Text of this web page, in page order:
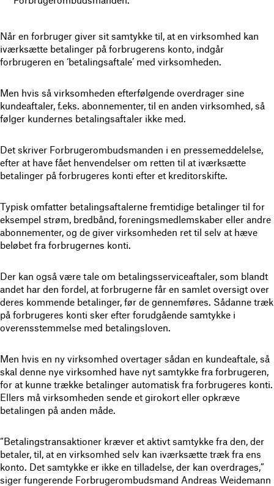
Når en forbruger giver sit samtykke til, at en virksomhed kan
iværksætte betalinger på forbrugerens konto, indgår
forbrugeren en ‘betalingsaftale’ med virksomheden.
Men hvis så virksomheden efterfølgende overdrager sine
kundeaftaler, f.eks. abonnementer, til en anden virksomhed, så
følger kundernes betalingsaftaler ikke med.
Det skriver Forbrugerombudsmanden i en pressemeddelelse,
efter at have fået henvendelser om retten til at iværksætte
betalinger på forbrugeres konti efter et kreditorskifte.
Typisk omfatter betalingsaftalerne fremtidige betalinger til for
eksempel strøm, bredbånd, foreningsmedlemskaber eller andre
abonnementer, og de giver virksomheden ret til selv at hæve
beløbet fra forbrugernes konti.
Der kan også være tale om betalingsserviceaftaler, som blandt
andet har den fordel, at forbrugerne får en samlet oversigt over
deres kommende betalinger, før de gennemføres. Sådanne træk
på forbrugeres konti sker efter forudgående samtykke i
overensstemmelse med betalingsloven.
Men hvis en ny virksomhed overtager sådan en kundeaftale, så
skal denne nye virksomhed have nyt samtykke fra forbrugeren,
for at kunne trække betalinger automatisk fra forbrugeres konti.
Ellers må virksomheden sende et girokort eller opkræve
betalingen på anden måde.
“Betalingstransaktioner kræver et aktivt samtykke fra den, der
betaler, til, at en virksomhed selv kan iværksætte træk fra ens
konto. Det samtykke er ikke en tilladelse, der kan overdrages,”
siger fungerende Forbrugerombudsmand Andreas Weidemann